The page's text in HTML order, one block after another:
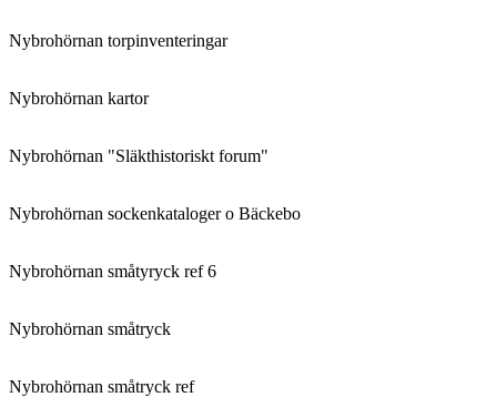
Nybrohörnan torpinventeringar
Nybrohörnan kartor
Nybrohörnan "Släkthistoriskt forum"
Nybrohörnan sockenkataloger o Bäckebo
Nybrohörnan småtyryck ref 6
Nybrohörnan småtryck
Nybrohörnan småtryck ref